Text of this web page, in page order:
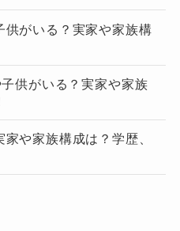
供がいる？実家や家族構
供がいる？実家や家族
や家族構成は？学歴、